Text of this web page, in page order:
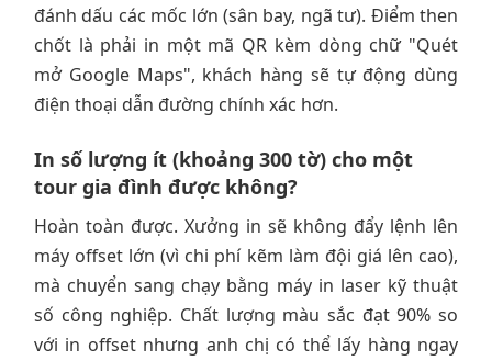
đánh dấu các mốc lớn (sân bay, ngã tư). Điểm then
chốt là phải in một mã QR kèm dòng chữ "Quét
mở Google Maps", khách hàng sẽ tự động dùng
điện thoại dẫn đường chính xác hơn.
In số lượng ít (khoảng 300 tờ) cho một
tour gia đình được không?
Hoàn toàn được. Xưởng in sẽ không đẩy lệnh lên
máy offset lớn (vì chi phí kẽm làm đội giá lên cao),
mà chuyển sang chạy bằng máy in laser kỹ thuật
số công nghiệp. Chất lượng màu sắc đạt 90% so
với in offset nhưng anh chị có thể lấy hàng ngay